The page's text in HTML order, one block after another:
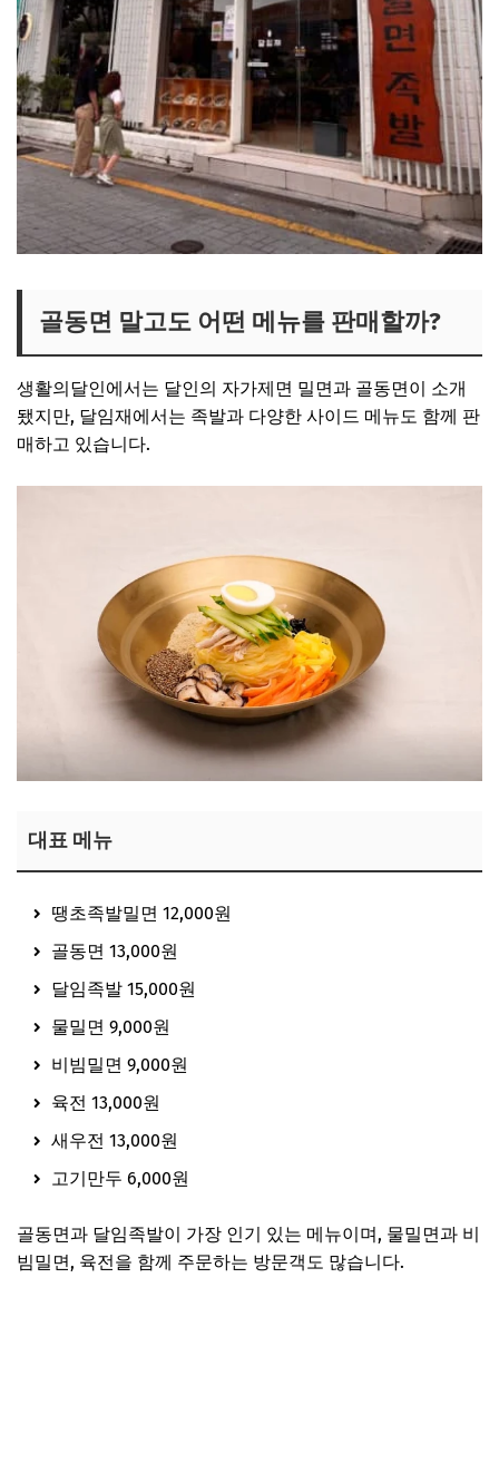
골동면 말고도 어떤 메뉴를 판매할까?
생활의달인에서는 달인의 자가제면 밀면과 골동면이 소개
됐지만, 달임재에서는 족발과 다양한 사이드 메뉴도 함께 판
매하고 있습니다.
대표 메뉴
땡초족발밀면 12,000원
골동면 13,000원
달임족발 15,000원
물밀면 9,000원
비빔밀면 9,000원
육전 13,000원
새우전 13,000원
고기만두 6,000원
골동면과 달임족발이 가장 인기 있는 메뉴이며, 물밀면과 비
빔밀면, 육전을 함께 주문하는 방문객도 많습니다.